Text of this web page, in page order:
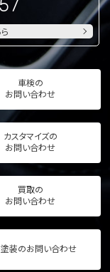
車検の
お問い合わせ
カスタマイズの
お問い合わせ
買取の
お問い合わせ
装のお問い合わせ